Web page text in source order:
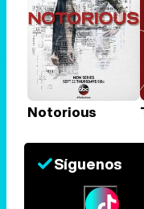
Notorious
Síguenos